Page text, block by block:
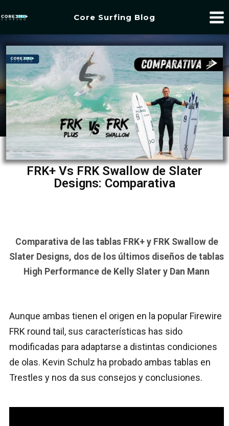
Core Surfing Blog
FRK+ Vs FRK Swallow de Slater
Designs: Comparativa
Comparativa de las tablas FRK+ y FRK Swallow de
Slater Designs, dos de los últimos diseños de tablas
High Performance de Kelly Slater y Dan Mann
Aunque ambas tienen el origen en la popular Firewire
FRK round tail, sus características has sido
modificadas para adaptarse a distintas condiciones
de olas. Kevin Schulz ha probado ambas tablas en
Trestles y nos da sus consejos y conclusiones.